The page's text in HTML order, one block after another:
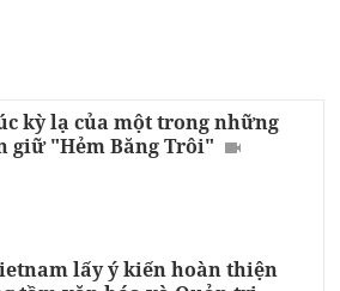
kỳ lạ của một trong những
giữ "Hẻm Băng Trôi"
lấy ý kiến hoàn thiện